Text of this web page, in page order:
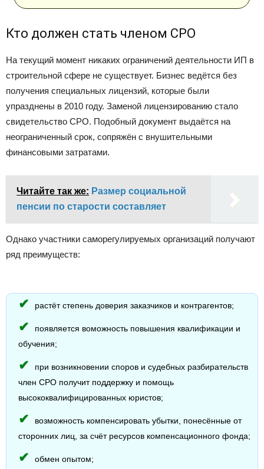
Кто должен стать членом СРО
На текущий момент никаких ограничений деятельности ИП в
строительной сфере не существует. Бизнес ведётся без
получения специальных лицензий, которые были
упразднены в 2010 году. Заменой лицензированию стало
свидетельство СРО. Подобный документ выдаётся на
неограниченный срок, сопряжён с внушительными
финансовыми затратами.
Читайте так же: Размер социальной
пенсии по старости составляет
Однако участники саморегулируемых организаций получают
ряд преимуществ:
растёт степень доверия заказчиков и контрагентов;
появляется воможность повышения квалификации и
обучения;
при возникновении споров и судебных разбирательств
член СРО получит поддержку и помощь
высококвалифицированных юристов;
возможность компенсировать убытки, понесённые от
сторонних лиц, за счёт ресурсов компенсационного фонда;
обмен опытом;